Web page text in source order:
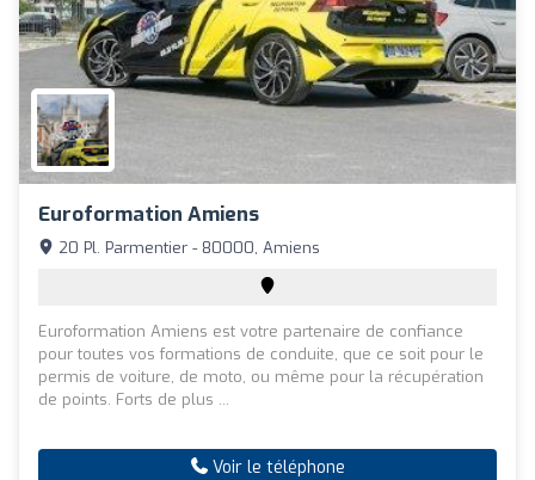
Euroformation Amiens
20 Pl. Parmentier - 80000, Amiens
Euroformation Amiens est votre partenaire de confiance
pour toutes vos formations de conduite, que ce soit pour le
permis de voiture, de moto, ou même pour la récupération
de points. Forts de plus ...
Voir le téléphone